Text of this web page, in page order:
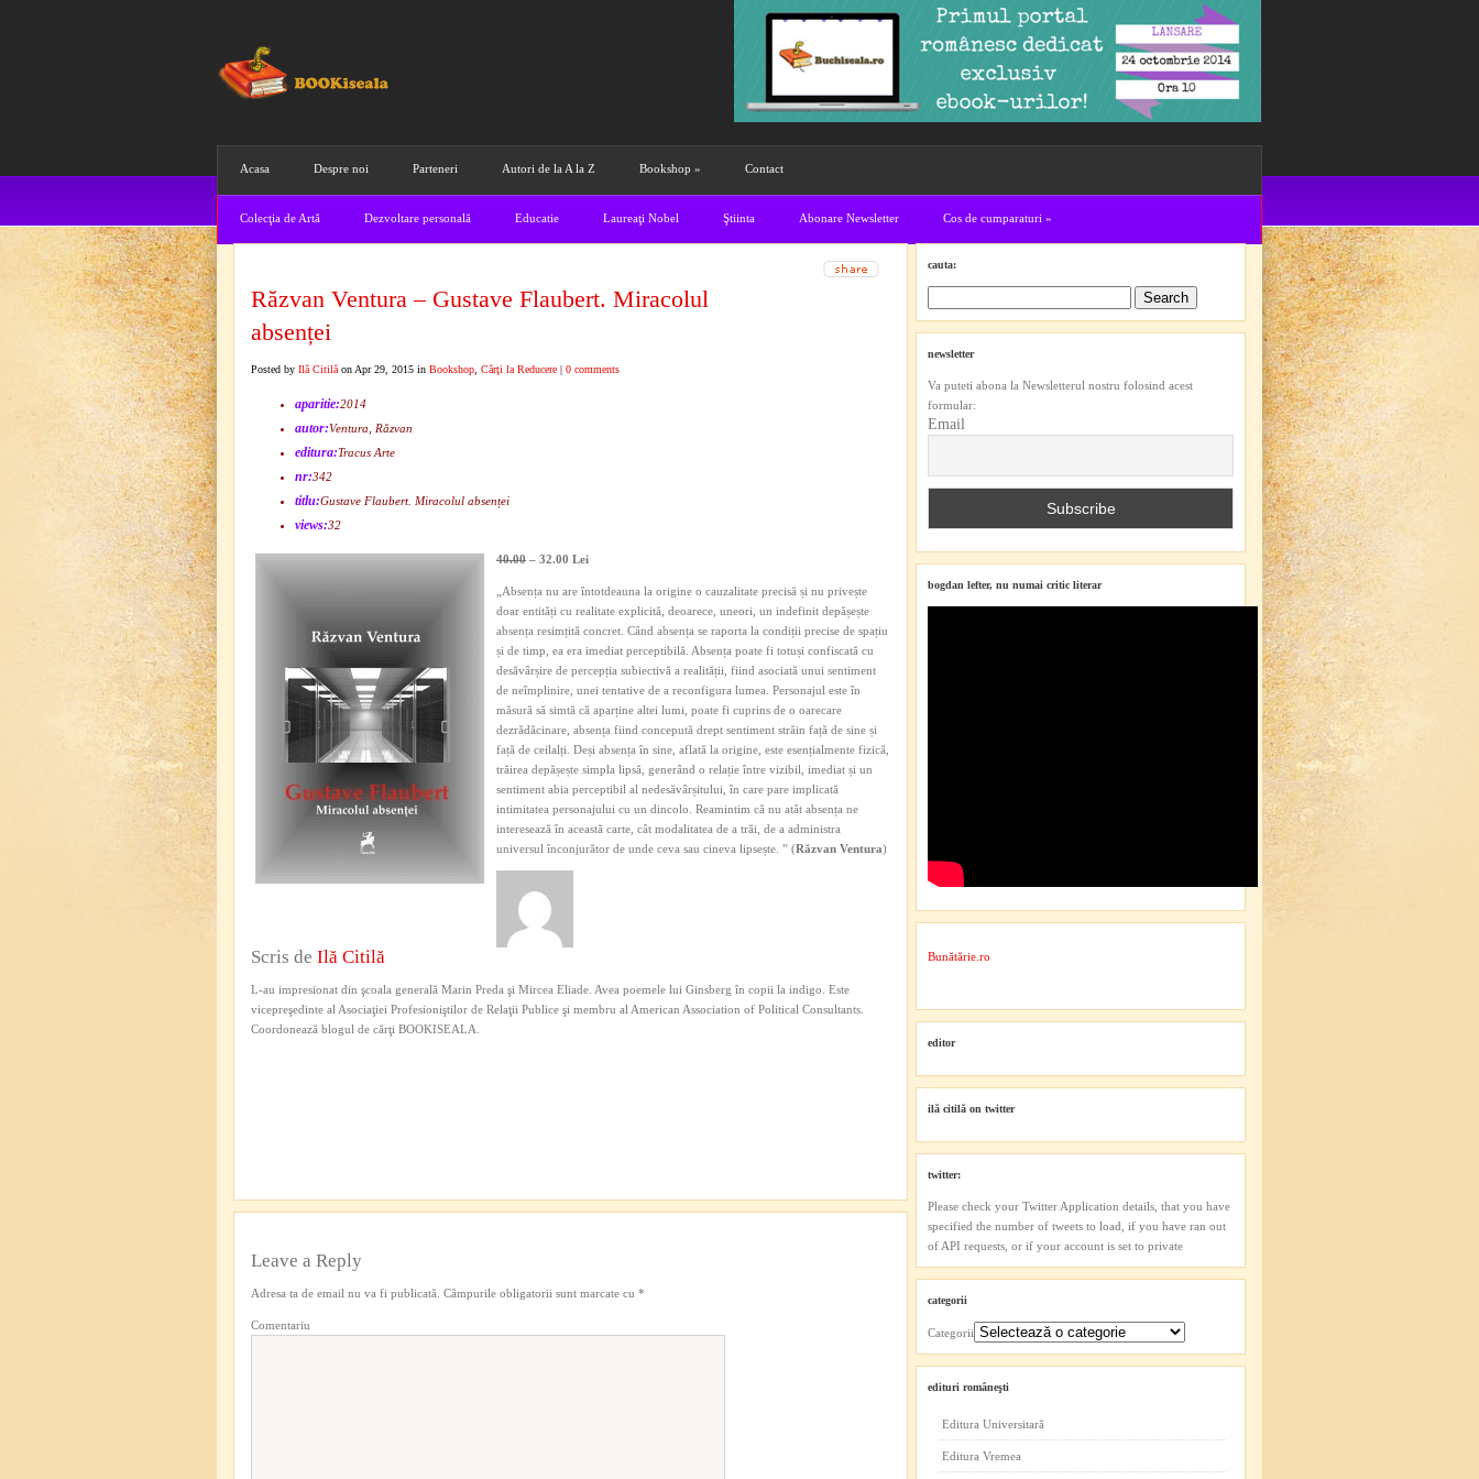
Acasa Despre noi Parteneri Autori de la A la Z Bookshop » Contact
Colecţia de Artă Dezvoltare personală Educatie Laureaţi Nobel Ştiinta Abonare Newsletter Cos de cumparaturi »
Răzvan Ventura – Gustave Flaubert. Miracolul
absenței
Posted by Ilă Citilă on Apr 29, 2015 in Bookshop Cărţi la Reducere | 0 comments
aparitie:2014
autor:Ventura, Răzvan
editura:Tracus Arte
nr:342
titlu:Gustave Flaubert. Miracolul absenței
views:32
40.00 – 32.00 Lei
„Absența nu are întotdeauna la origine o cauzalitate precisă și nu privește
doar entități cu realitate explicită, deoarece, uneori, un indefinit depășește
absența resimțită concret. Când absența se raporta la condiții precise de spațiu
și de timp, ea era imediat perceptibilă. Absența poate fi totuși confiscată cu
desăvârșire de percepția subiectivă a realității, fiind asociată unui sentiment
de neîmplinire, unei tentative de a reconfigura lumea. Personajul este în
măsură să simtă că aparține altei lumi, poate fi cuprins de o oarecare
dezrădăcinare, absența fiind concepută drept sentiment străin față de sine și
față de ceilalți. Deși absența în sine, aflată la origine, este esențialmente fizică,
trăirea depășește simpla lipsă, generând o relație între vizibil, imediat și un
sentiment abia perceptibil al nedesăvârșitului, în care pare implicată
intimitatea personajului cu un dincolo. Reamintim că nu atât absența ne
interesează în această carte, cât modalitatea de a trăi, de a administra
universul înconjurător de unde ceva sau cineva lipsește. ” (Răzvan Ventura)
Scris de Ilă Citilă
L-au impresionat din şcoala generală Marin Preda şi Mircea Eliade. Avea poemele lui Ginsberg în copii la indigo. Este
vicepreşedinte al Asociaţiei Profesioniştilor de Relaţii Publice şi membru al American Association of Political Consultants.
Coordonează blogul de cărţi BOOKISEALA.
Leave a Reply
Adresa ta de email nu va fi publicată. Câmpurile obligatorii sunt marcate cu *
Comentariu
cauta:
newsletter
Va puteti abona la Newsletterul nostru folosind acest
formular:
Email
bogdan lefter, nu numai critic literar
Bunătărie.ro
editor
ilă citilă on twitter
twitter:
Please check your Twitter Application details, that you have
specified the number of tweets to load, if you have ran out
of API requests, or if your account is set to private
categorii
Categorii
edituri româneşti
Editura Universitară
Editura Vremea